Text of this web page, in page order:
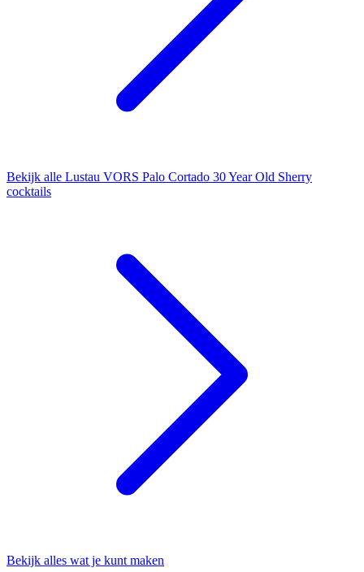
Bekijk alle Lustau VORS Palo Cortado 30 Year Old Sherry
cocktails
Bekijk alles wat je kunt maken